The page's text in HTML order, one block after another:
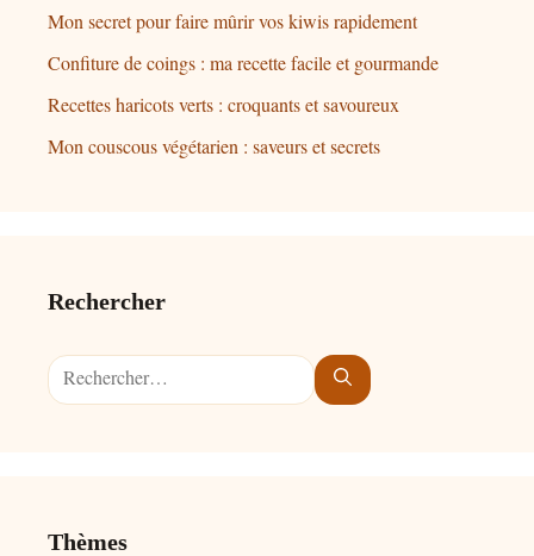
Mon secret pour faire mûrir vos kiwis rapidement
Confiture de coings : ma recette facile et gourmande
Recettes haricots verts : croquants et savoureux
Mon couscous végétarien : saveurs et secrets
Rechercher
Rechercher :
Thèmes